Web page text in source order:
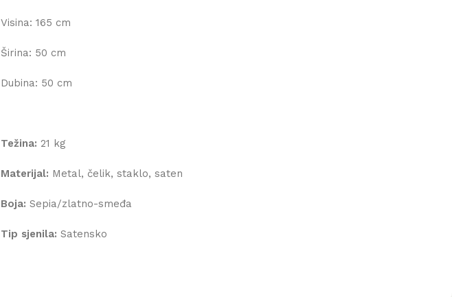
Visina: 165 cm
Širina: 50 cm
Dubina: 50 cm
Težina: 21 kg
Materijal: Metal, čelik, staklo, saten
Boja: Sepia/zlatno-smeđa
Tip sjenila: Satensko